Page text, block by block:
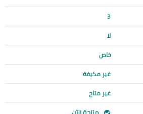
3
لا
خاص
غير مكيفة
غير متاح